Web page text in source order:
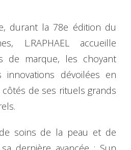
durant la 78e édition du
L.RAPHAEL accueille
de marque, les choyant
innovations dévoilées en
de ses rituels grands
soins de la peau et de